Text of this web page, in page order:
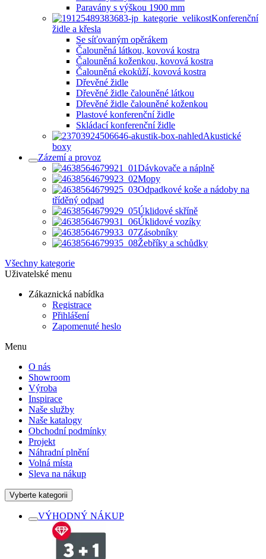
Paravány s výškou 1900 mm
Konferenční
židle a křesla
Se síťovaným opěrákem
Čalouněná látkou, kovová kostra
Čalouněná koženkou, kovová kostra
Čalouněná ekokůží, kovová kostra
Dřevěné židle
Dřevěné židle čalouněné látkou
Dřevěné židle čalouněné koženkou
Plastové konferenční židle
Skládací konferenční židle
Akustické
boxy
Zázemí a provoz
Dávkovače a náplně
Mopy
Odpadkové koše a nádoby na
tříděný odpad
Úklidové skříně
Úklidové vozíky
Zásobníky
Žebříky a schůdky
Všechny kategorie
Uživatelské menu
Zákaznická nabídka
Registrace
Přihlášení
Zapomenuté heslo
Menu
O nás
Showroom
Výroba
Inspirace
Naše služby
Naše katalogy
Obchodní podmínky
Projekt
Náhradní plnění
Volná místa
Sleva na nákup
Vyberte kategorii
VÝHODNÝ NÁKUP